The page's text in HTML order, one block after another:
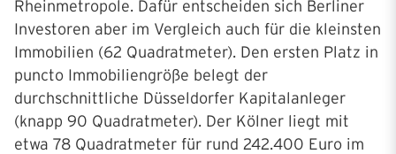
Rheinmetropole. Dafür entscheiden sich Berliner
Investoren aber im Vergleich auch für die kleinsten
Immobilien (62 Quadratmeter). Den ersten Platz in
puncto Immobiliengröße belegt der
durchschnittliche Düsseldorfer Kapitalanleger
(knapp 90 Quadratmeter). Der Kölner liegt mit
etwa 78 Quadratmeter für rund 242.400 Euro im